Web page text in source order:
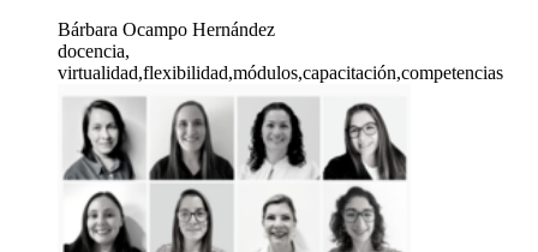
Bárbara Ocampo Hernández
docencia,
virtualidad,flexibilidad,módulos,capacitación,competencias